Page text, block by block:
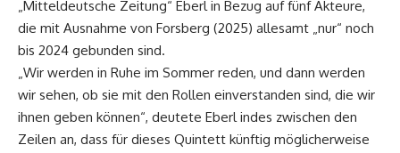
„Mitteldeutsche Zeitung“ Eberl in Bezug auf fünf Akteure,
die mit Ausnahme von Forsberg (2025) allesamt „nur“ noch
bis 2024 gebunden sind.
„Wir werden in Ruhe im Sommer reden, und dann werden
wir sehen, ob sie mit den Rollen einverstanden sind, die wir
ihnen geben können“, deutete Eberl indes zwischen den
Zeilen an, dass für dieses Quintett künftig möglicherweise